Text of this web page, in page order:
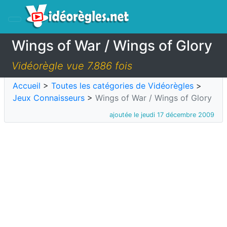
Wings of War / Wings of Glory
Vidéorègle vue 7.886 fois
Accueil > Toutes les catégories de Vidéorègles >
Jeux Connaisseurs > Wings of War / Wings of Glory
ajoutée le jeudi 17 décembre 2009